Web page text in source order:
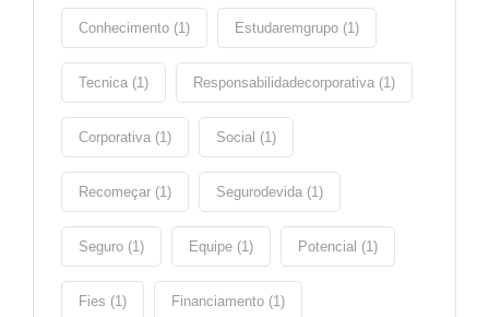
Conhecimento (1) Estudaremgrupo (1)
Tecnica (1) Responsabilidadecorporativa (1)
Corporativa (1) Social (1)
Recomeçar (1) Segurodevida (1)
Seguro (1) Equipe (1) Potencial (1)
Fies (1) Financiamento (1)